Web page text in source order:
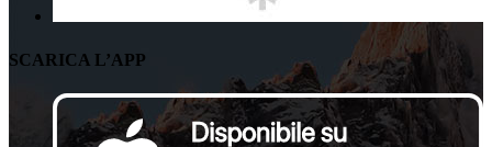
SCARICA L’APP